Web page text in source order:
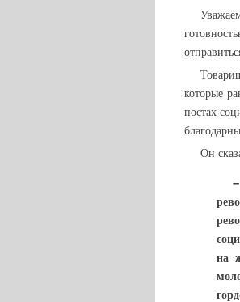
которые
постах
Он
–
на